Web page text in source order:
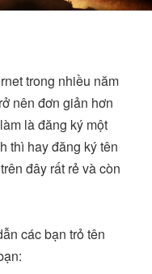
trong nhiều năm
nên đơn giản hơn
là đăng ký một
thì hay đăng ký tên
đây rất rẻ và còn
các bạn trỏ tên